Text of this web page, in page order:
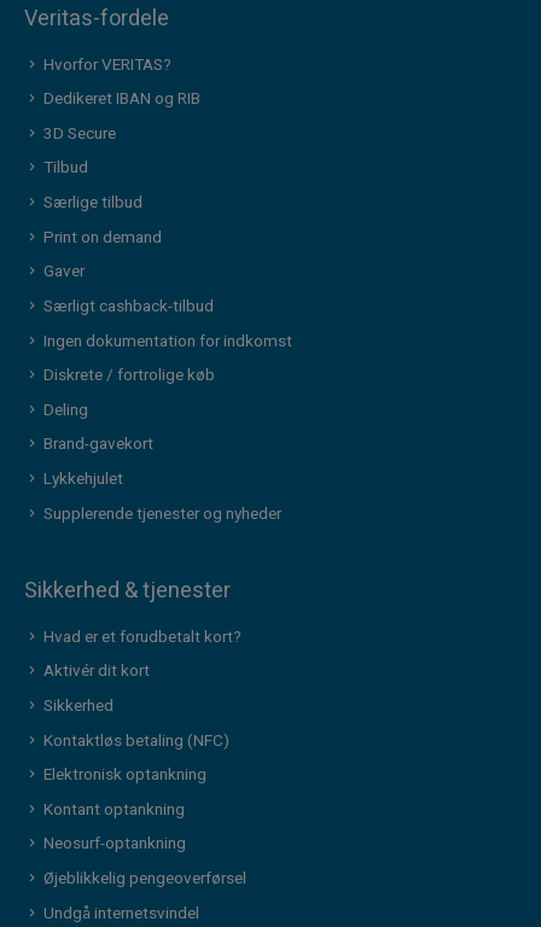
Veritas-fordele
Hvorfor VERITAS?
Dedikeret IBAN og RIB
3D Secure
Tilbud
Særlige tilbud
Print on demand
Gaver
Særligt cashback-tilbud
Ingen dokumentation for indkomst
Diskrete / fortrolige køb
Deling
Brand-gavekort
Lykkehjulet
Supplerende tjenester og nyheder
Sikkerhed & tjenester
Hvad er et forudbetalt kort?
Aktivér dit kort
Sikkerhed
Kontaktløs betaling (NFC)
Elektronisk optankning
Kontant optankning
Neosurf-optankning
Øjeblikkelig pengeoverførsel
Undgå internetsvindel